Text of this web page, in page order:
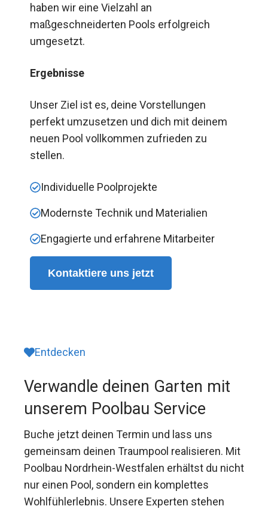
haben wir eine Vielzahl an
maßgeschneiderten Pools erfolgreich
umgesetzt.
Ergebnisse
Unser Ziel ist es, deine Vorstellungen
perfekt umzusetzen und dich mit deinem
neuen Pool vollkommen zufrieden zu
stellen.
Individuelle Poolprojekte
Modernste Technik und Materialien
Engagierte und erfahrene Mitarbeiter
Kontaktiere uns jetzt
Entdecken
Verwandle deinen Garten mit
unserem Poolbau Service
Buche jetzt deinen Termin und lass uns
gemeinsam deinen Traumpool realisieren. Mit
Poolbau Nordrhein-Westfalen erhältst du nicht
nur einen Pool, sondern ein komplettes
Wohlfühlerlebnis. Unsere Experten stehen